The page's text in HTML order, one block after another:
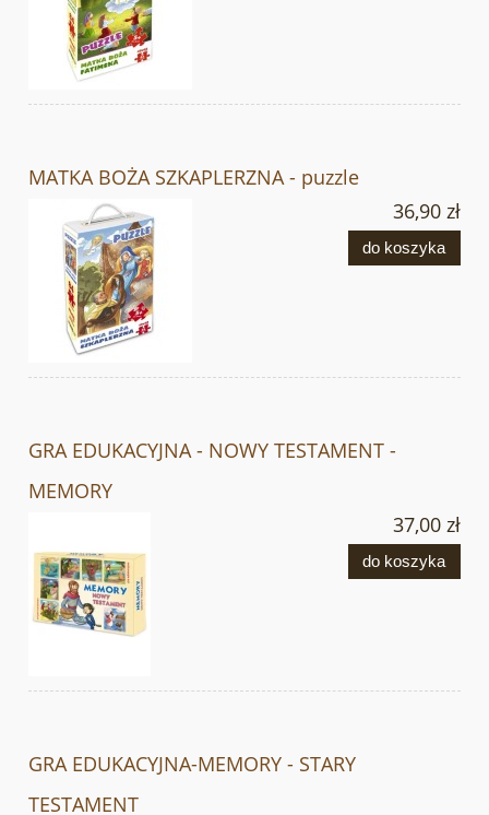
MATKA BOŻA SZKAPLERZNA - puzzle
36,90 zł
do koszyka
GRA EDUKACYJNA - NOWY TESTAMENT -
MEMORY
37,00 zł
do koszyka
GRA EDUKACYJNA-MEMORY - STARY
TESTAMENT